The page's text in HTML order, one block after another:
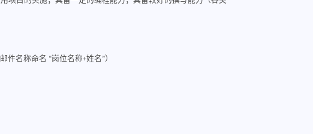
件名称命名 “岗位名称+姓名”）